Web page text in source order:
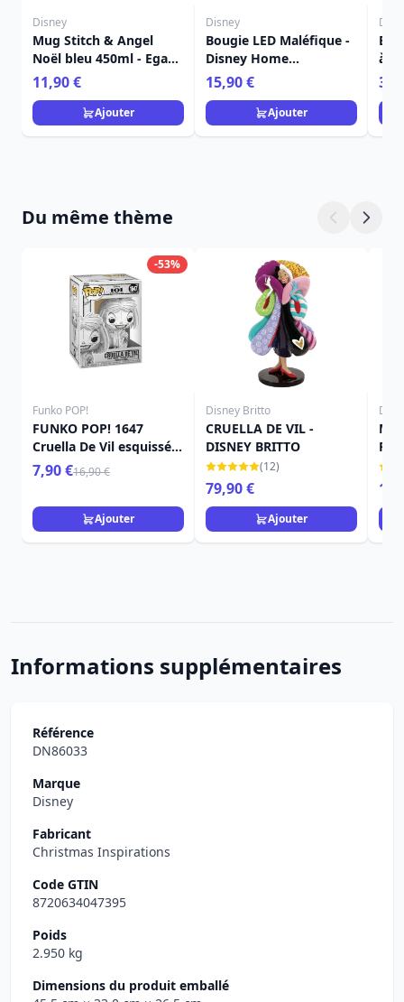
Disney
Mug Stitch & Angel
Noël bleu 450ml - Egan
Disney Home
11,90 €
Ajouter
Disney
Bougie LED Maléfique -
Disney Home
Frangrance Collection
15,90 €
Ajouter
à
Du même thème
-53%
Funko POP!
FUNKO POP! 1647
Cruella De Vil esquissée
- Disney 101 Dalmatiens
7,90 €16,90 €
Ajouter
Disney Britto
CRUELLA DE VIL -
DISNEY BRITTO
(12)
79,90 €
Ajouter
Informations supplémentaires
Référence
DN86033
Marque
Disney
Fabricant
Christmas Inspirations
Code GTIN
8720634047395
Poids
2.950 kg
Dimensions du produit emballé